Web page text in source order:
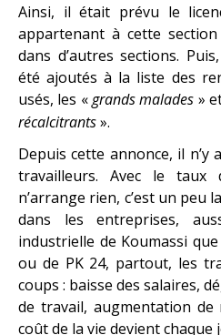
Ainsi, il était prévu le
appartenant à cette
dans d’autres sections.
été ajoutés à la liste des
usés, les «grands malades »
récalcitrants».
Depuis cette annonce, il n’y
travailleurs. Avec le taux
n’arrange rien, c’est un
dans les entreprises,
industrielle de Koumassi
ou de PK 24, partout, les
coups : baisse des salaires,
de travail, augmentation
coût de la vie devient chaque